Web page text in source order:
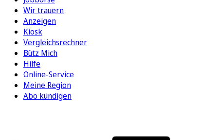
Wir trauern
Anzeigen
Kiosk
Vergleichsrechner
Bütz Mich
Hilfe
Online-Service
Meine Region
Abo kündigen